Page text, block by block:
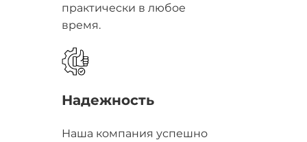
практически в любое
время.
Надежность
Наша компания успешно